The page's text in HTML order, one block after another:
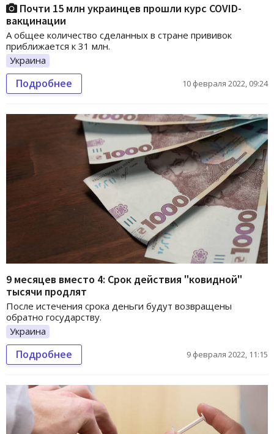
Почти 15 млн украинцев прошли курс COVID-
вакцинации
А общее количество сделанных в стране прививок
приближается к 31 млн.
Украина
Подробнее 10 февраля 2022, 09:24
9 месяцев вместо 4: Срок действия "ковидной"
тысячи продлят
После истечения срока деньги будут возвращены
обратно государству.
Украина
Подробнее 9 февраля 2022, 11:15